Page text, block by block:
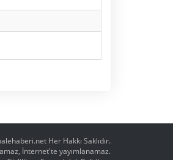
Her Hakkı Saklıdır.
İnternet'te yayımlanamaz.